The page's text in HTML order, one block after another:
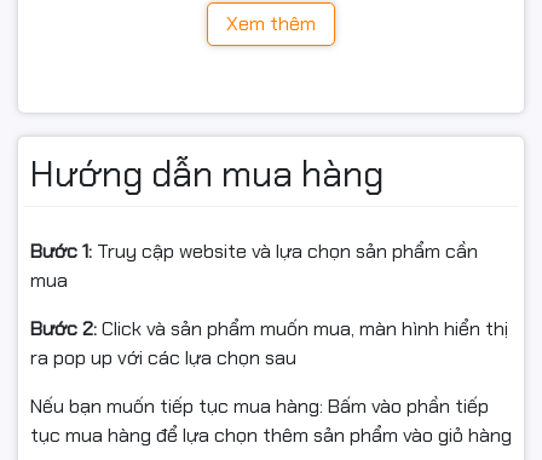
Hiệu năng ổn định với Intel
Core Ultra 5 236V
Xem thêm
Hướng dẫn mua hàng
Bước 1: Truy cập website và lựa chọn sản phẩm cần
mua
Bước 2:Click và sản phẩm muốn mua, màn hình hiển thị
ra pop up với các lựa chọn sau
Nếu bạn muốn tiếp tục mua hàng: Bấm vào phần tiếp
tục mua hàng để lựa chọn thêm sản phẩm vào giỏ hàng